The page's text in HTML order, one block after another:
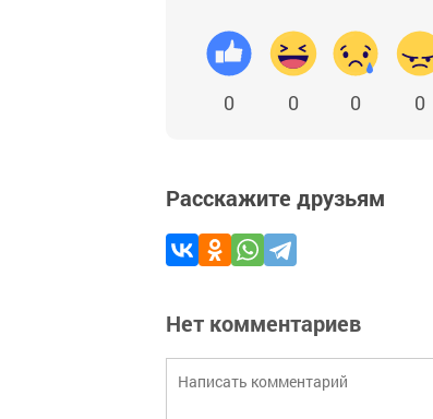
0 0 0 0
Расскажите друзьям
Нет комментариев